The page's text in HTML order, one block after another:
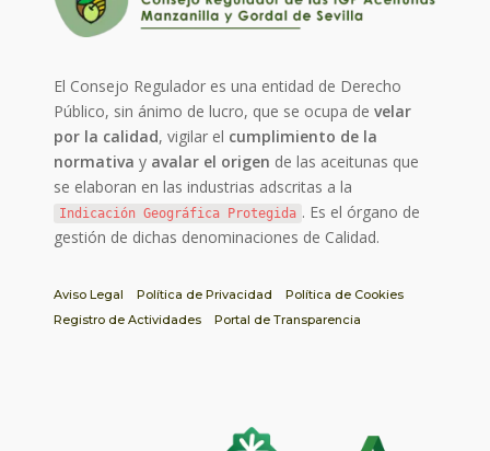
El Consejo Regulador es una entidad de Derecho
Público, sin ánimo de lucro, que se ocupa develar
por la calidad, vigilar el cumplimiento de la
normativa y avalar el origen de las aceitunas que
se elaboran en las industrias adscritas a la
Indicación Geográfica Protegida . Es el órgano de
gestión de dichas denominaciones de Calidad.
Aviso Legal Política de Privacidad
Política de Cookies
Registro de Actividades
Portal de Transparencia